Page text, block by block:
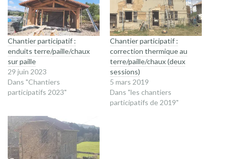
Chantier participatif :
enduits terre/paille/chaux
sur paille
29 juin 2023
Dans "Chantiers
participatifs 2023"
Chantier participatif :
correction thermique au
terre/paille/chaux (deux
sessions)
5 mars 2019
Dans "les chantiers
participatifs de 2019"